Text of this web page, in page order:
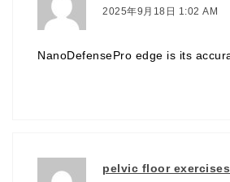
2025年9月18日 1:02 AM
NanoDefensePro edge is its
pelvic floor